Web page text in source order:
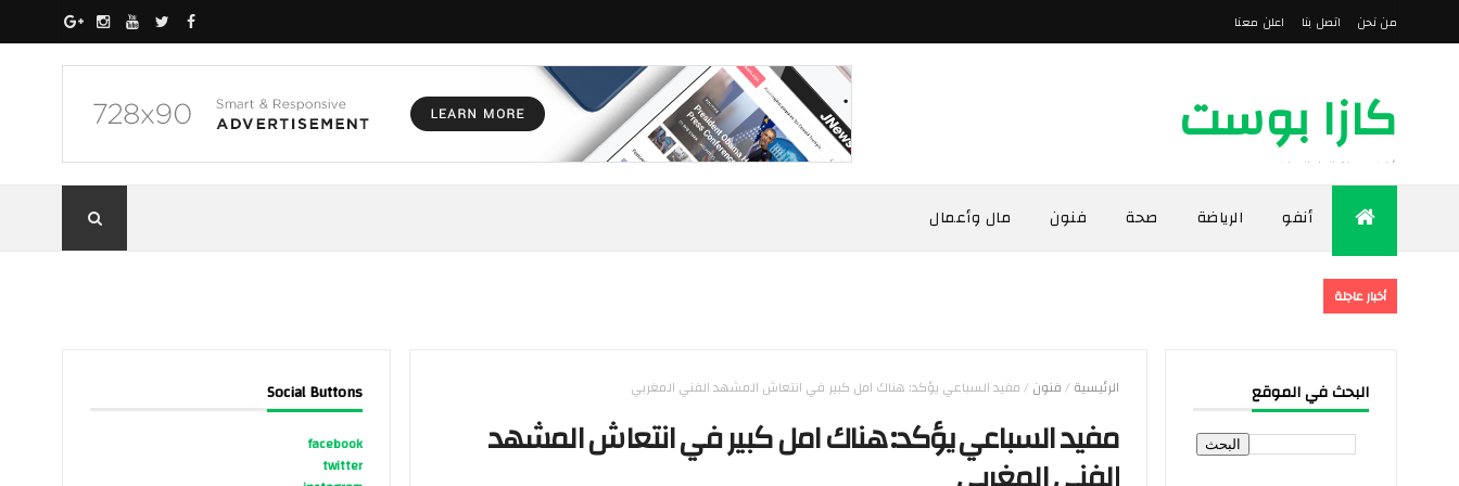
من نحن اتصل بنا اعلن معنا
كازا بوست
أخبار مدينة الدار البيضاء
أنفو الرياضة صحة فنون مال وأعمال
أخبار عاجلة
البحث في الموقع الرئيسية/فنون/مفيد السباعي يؤكد: هناك امل كبير في انتعاش المشهد الفني المغربي
مفيد السباعي يؤكد: هناك امل كبير في انتعاش المشهد
Social Buttons
facebook
twitter